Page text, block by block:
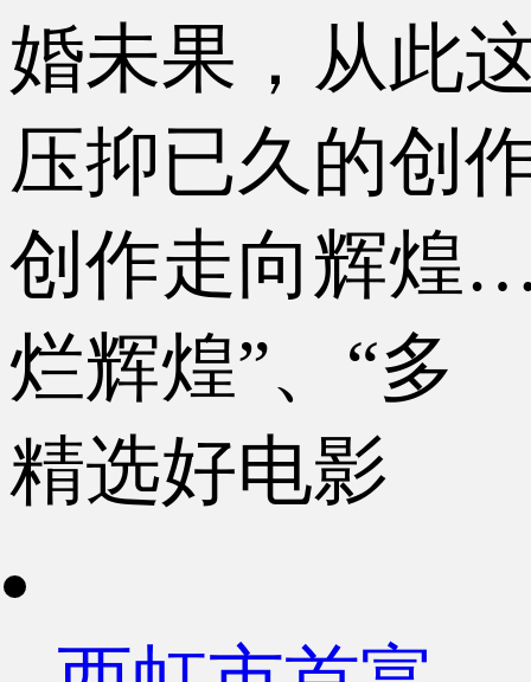
婚未果，从此
压抑已久的创
创作走向辉煌
烂辉煌”、“多
精选好电影